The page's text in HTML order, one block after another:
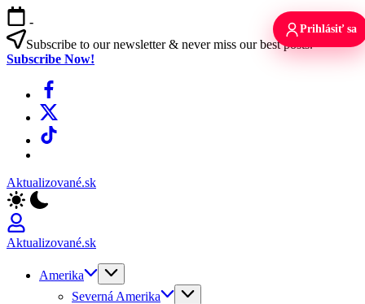
Skip
to
content
-
Subscribe to our newsletter & never miss our best posts.
Subscribe Now!
Facebook
X
TikTok
Aktualizované.sk
Aktualizované.sk
Amerika
Severná Amerika
Prihlásiť sa